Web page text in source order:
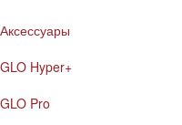
Аксессуары
GLO Hyper+
GLO Pro